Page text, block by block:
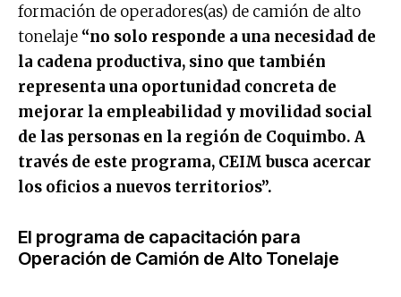
formación de operadores(as) de camión de alto
tonelaje “no solo responde a una necesidad de
la cadena productiva, sino que también
representa una oportunidad concreta de
mejorar la empleabilidad y movilidad social
de las personas en la región de Coquimbo. A
través de este programa, CEIM busca acercar
los oficios a nuevos territorios”.
El programa de capacitación para
Operación de Camión de Alto Tonelaje